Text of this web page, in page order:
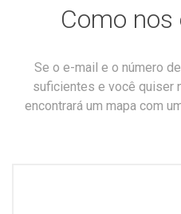
Como nos
Se o e-mail e o número
suficientes e você quiser
encontrará um mapa com